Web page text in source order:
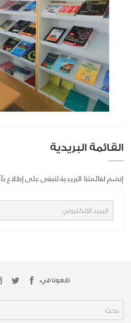
القائمة البريدية
إنضم لقائمتنا البريدية لتبقى على إطلاع
تابعونا في: